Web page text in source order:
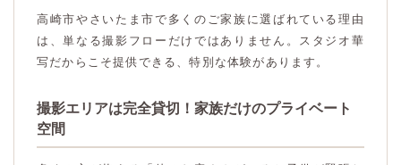
高崎市やさいたま市で多くのご家族に選ばれている理由
は、単なる撮影フローだけではありません。スタジオ華
写だからこそ提供できる、特別な体験があります。
撮影エリアは完全貸切！家族だけのプライベート
空間